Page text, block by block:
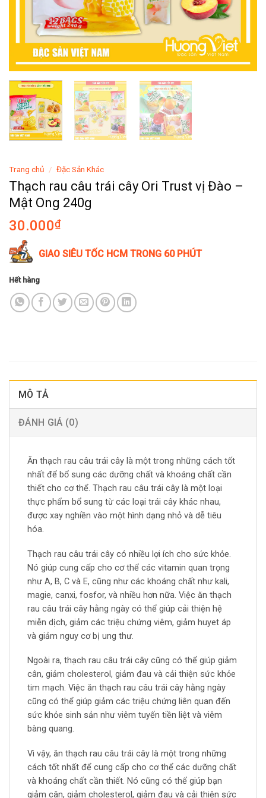
Trang chủ / Đặc Sản Khác
Thạch rau câu trái cây Ori Trust vị Đào –
Mật Ong 240g
30.000₫
GIAO SIÊU TỐC HCM TRONG 60 PHÚT
Hết hàng
MÔ TẢ
ĐÁNH GIÁ (0)
Ăn thạch rau câu trái cây là một trong những cách tốt
nhất để bổ sung các dưỡng chất và khoáng chất cần
thiết cho cơ thể. Thạch rau câu trái cây là một loại
thực phẩm bổ sung từ các loại trái cây khác nhau,
được xay nghiền vào một hình dạng nhỏ và dễ tiêu
hóa.
Thạch rau câu trái cây có nhiều lợi ích cho sức khỏe.
Nó giúp cung cấp cho cơ thể các vitamin quan trọng
như A, B, C và E, cũng như các khoáng chất như kali,
magie, canxi, fosfor, và nhiều hơn nữa. Việc ăn thạch
rau câu trái cây hằng ngày có thể giúp cải thiện hệ
miễn dịch, giảm các triệu chứng viêm, giảm huyet áp
và giảm nguy cơ bị ung thư.
Ngoài ra, thạch rau câu trái cây cũng có thể giúp giảm
cân, giảm cholesterol, giảm đau và cải thiện sức khỏe
tim mạch. Việc ăn thạch rau câu trái cây hằng ngày
cũng có thể giúp giảm các triệu chứng liên quan đến
sức khỏe sinh sản như viêm tuyến tiền liệt và viêm
bàng quang.
Vì vậy, ăn thạch rau câu trái cây là một trong những
cách tốt nhất để cung cấp cho cơ thể các dưỡng chất
và khoáng chất cần thiết. Nó cũng có thể giúp bạn
giảm cân, giảm cholesterol, giảm đau và cải thiện sức